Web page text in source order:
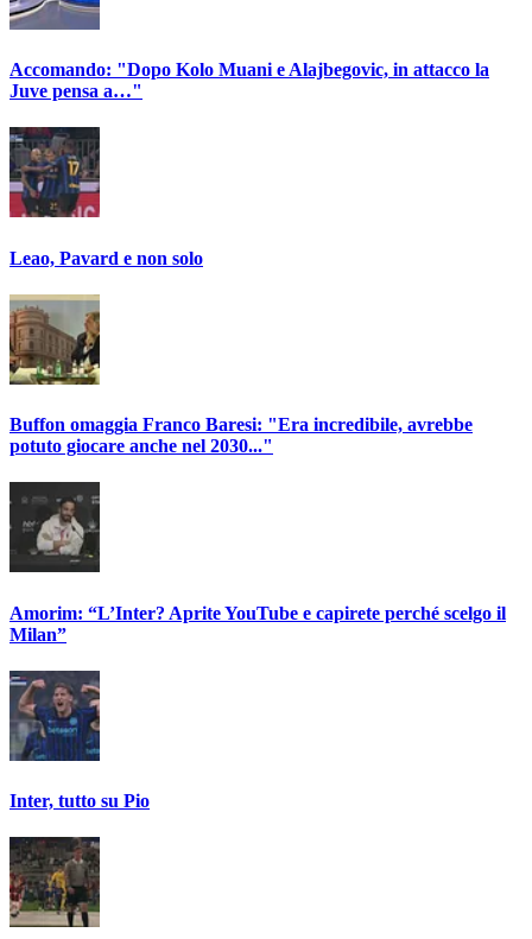
Accomando: "Dopo Kolo Muani e Alajbegovic, in attacco la
Juve pensa a…"
Leao, Pavard e non solo
Buffon omaggia Franco Baresi: "Era incredibile, avrebbe
potuto giocare anche nel 2030..."
Amorim: “L’Inter? Aprite YouTube e capirete perché scelgo il
Milan”
Inter, tutto su Pio